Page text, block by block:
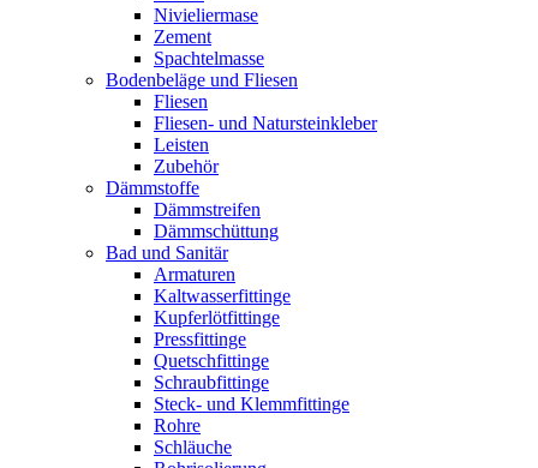
Nivieliermase
Zement
Spachtelmasse
Bodenbeläge und Fliesen
Fliesen
Fliesen- und Natursteinkleber
Leisten
Zubehör
Dämmstoffe
Dämmstreifen
Dämmschüttung
Bad und Sanitär
Armaturen
Kaltwasserfittinge
Kupferlötfittinge
Pressfittinge
Quetschfittinge
Schraubfittinge
Steck- und Klemmfittinge
Rohre
Schläuche